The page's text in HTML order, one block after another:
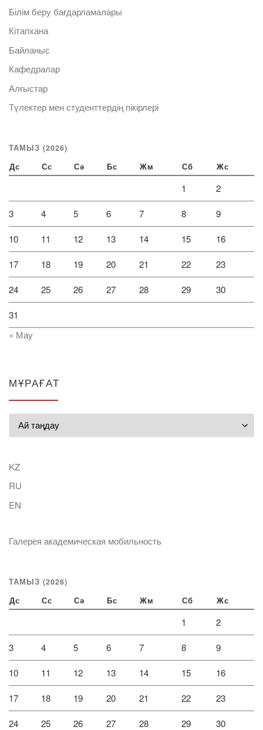
Білім беру бағдарламалары
Кітапхана
Байланыс
Кафедралар
Алғыстар
Түлектер мен студенттердің пікірлері
ТАМЫЗ (2026)
Дс Сс Сә Бс Жм Сб Жс
1 2
3 4 5 6 7 8 9
10 11 12 13 14 15 16
17 18 19 20 21 22 23
24 25 26 27 28 29 30
31
« Мау
МҰРАҒАТ
KZ
RU
EN
Галерея академическая мобильность
ТАМЫЗ (2026)
Дс Сс Сә Бс Жм Сб Жс
1 2
3 4 5 6 7 8 9
10 11 12 13 14 15 16
17 18 19 20 21 22 23
24 25 26 27 28 29 30